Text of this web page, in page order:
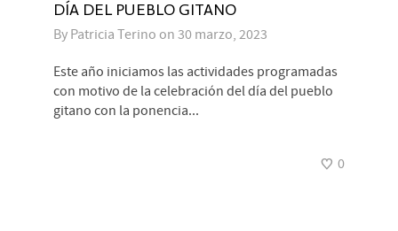
DÍA DEL PUEBLO GITANO
By Patricia Terino on 30 marzo, 2023
Este año iniciamos las actividades programadas
con motivo de la celebración del día del pueblo
gitano con la ponencia...
0